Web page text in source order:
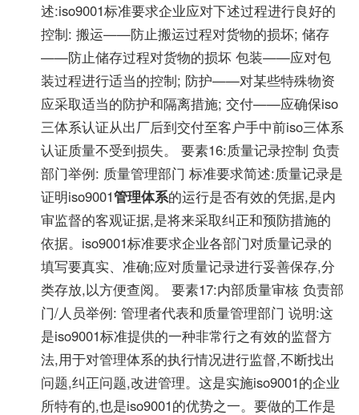
述:iso9001标准要求企业应对下述过程进行良好的
控制: 搬运——防止搬运过程对货物的损坏; 储存
——防止储存过程对货物的损坏 包装——应对包
装过程进行适当的控制; 防护——对某些特殊物资
应采取适当的防护和隔离措施; 交付——应确保iso
三体系认证从出厂后到交付至客户手中前iso三体系
认证质量不受到损失。 要素16:质量记录控制 负责
部门举例: 质量管理部门 标准要求简述:质量记录是
证明iso9001管理体系的运行是否有效的凭据,是内
审监督的客观证据,是将来采取纠正和预防措施的
依据。iso9001标准要求企业各部门对质量记录的
填写要真实、准确;应对质量记录进行妥善保存,分
类存放,以方便查阅。 要素17:内部质量审核 负责部
门/人员举例: 管理者代表和质量管理部门 说明:这
是iso9001标准提供的一种非常行之有效的监督方
法,用于对管理体系的执行情况进行监督,不断找出
问题,纠正问题,改进管理。这是实施iso9001的企业
所特有的,也是iso9001的优势之一。要做的工作是